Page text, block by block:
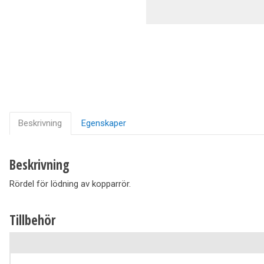
Beskrivning Egenskaper
Beskrivning
Rördel för lödning av kopparrör.
Tillbehör